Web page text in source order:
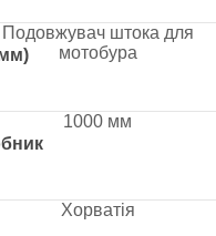
Подовжувач штока для
мотобура
1000 мм
Хорватія